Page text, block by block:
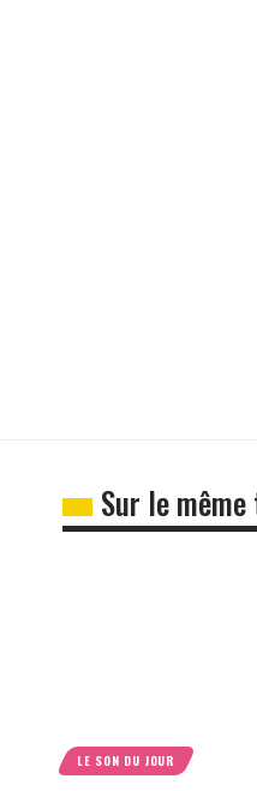
Sur le
LE SON DU JOUR